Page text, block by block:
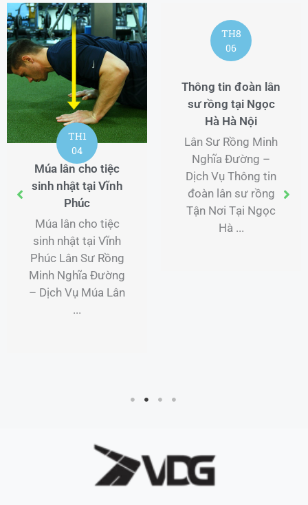
TH1
04
Múa lân cho tiệc
sinh nhật tại Vĩnh
Phúc
Múa lân cho tiệc
sinh nhật tại Vĩnh
Phúc Lân Sư Rồng
Minh Nghĩa Đường
– Dịch Vụ Múa Lân
...
TH8
06
Thông tin đoàn lân
sư rồng tại Ngọc
Hà Hà Nội
Lân Sư Rồng Minh
Nghĩa Đường –
Dịch Vụ Thông tin
đoàn lân sư rồng
Tận Nơi Tại Ngọc
Hà ...